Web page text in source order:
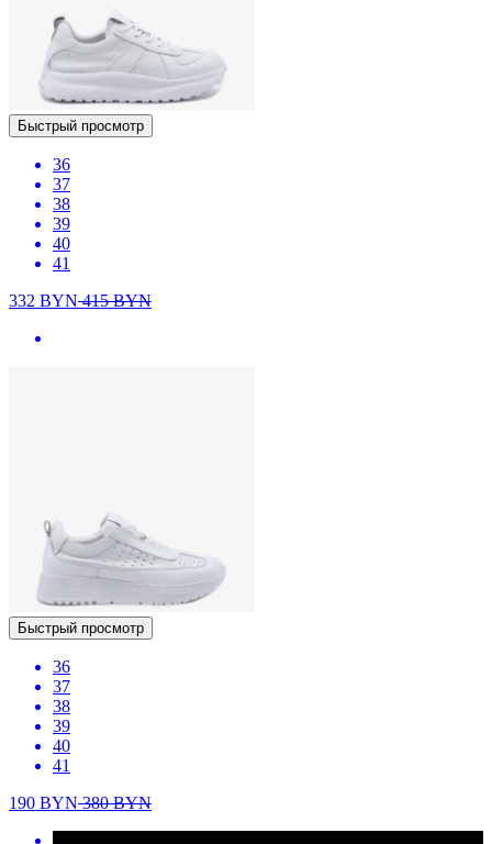
Быстрый просмотр
36
37
38
39
40
41
332 BYN415BYN
Быстрый просмотр
36
37
38
39
40
41
190 BYN380BYN